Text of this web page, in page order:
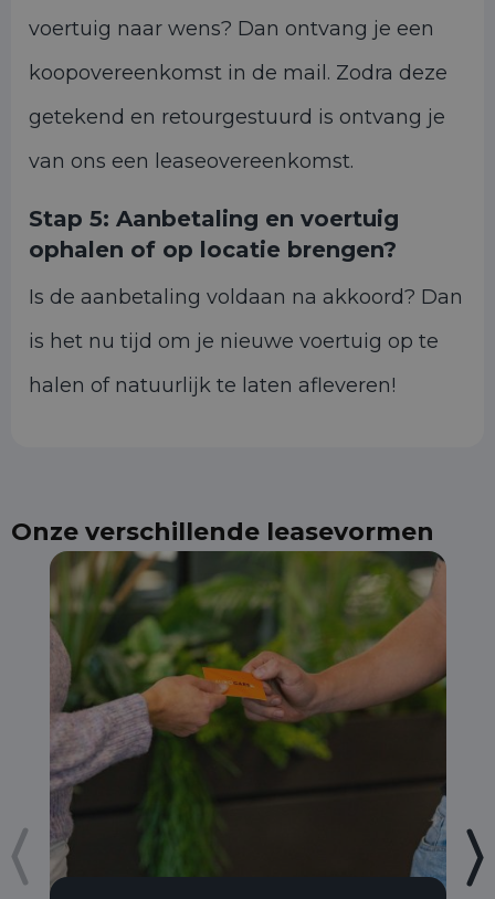
voertuig naar wens? Dan ontvang je een
koopovereenkomst in de mail. Zodra deze
getekend en retourgestuurd is ontvang je
van ons een leaseovereenkomst.
Stap 5: Aanbetaling en voertuig
ophalen of op locatie brengen?
Is de aanbetaling voldaan na akkoord? Dan
is het nu tijd om je nieuwe voertuig op te
halen of natuurlijk te laten afleveren!
Onze verschillende leasevormen